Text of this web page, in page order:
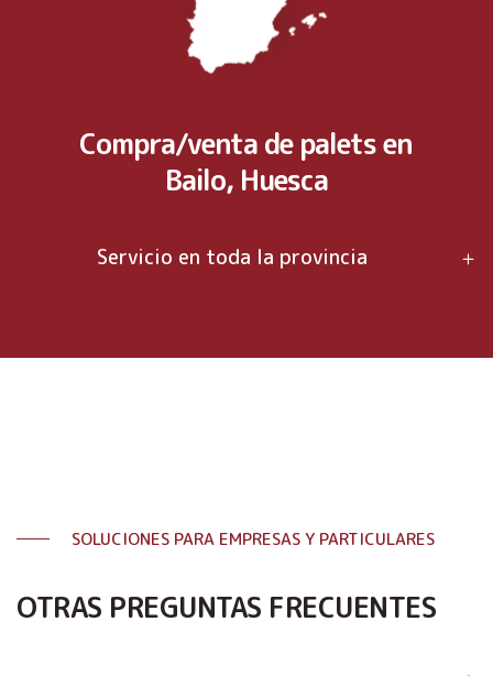
Compra/venta de palets en
Bailo, Huesca
Servicio en toda la provincia
SOLUCIONES PARA EMPRESAS Y PARTICULARES
OTRAS PREGUNTAS FRECUENTES